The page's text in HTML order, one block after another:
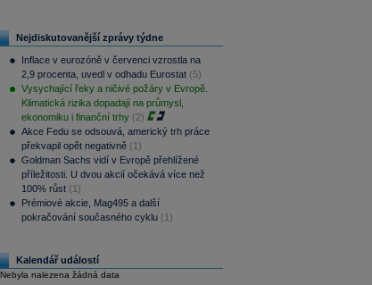
Nejdiskutovanější zprávy týdne
Inflace v eurozóně v červenci vzrostla na
2,9 procenta, uvedl v odhadu Eurostat (5)
Vysychající řeky a ničivé požáry v Evropě.
Klimatická rizika dopadají na průmysl,
ekonomiku i finanční trhy (2)
Akce Fedu se odsouvá, americký trh práce
překvapil opět negativně (1)
Goldman Sachs vidí v Evropě přehlížené
příležitosti. U dvou akcií očekává více než
100% růst (1)
Prémiové akcie, Mag495 a další
pokračování současného cyklu (1)
Kalendář událostí
Nebyla nalezena žádná data